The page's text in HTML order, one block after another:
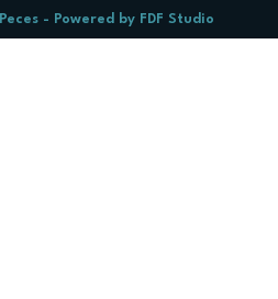
- Powered by FDF Studio